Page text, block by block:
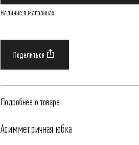
Наличие в магазинах
Подробнее о товаре
Асимметричная юбка